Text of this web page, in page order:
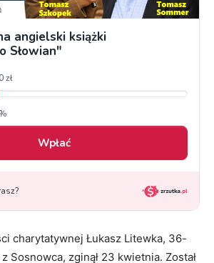
charytatywnej Łukasz Litewka, 36-
Sosnowca, zginął 23 kwietnia. Został